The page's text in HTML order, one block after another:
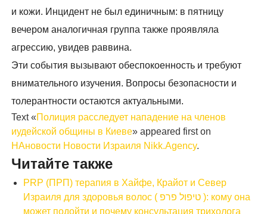
и кожи. Инцидент не был единичным: в пятницу
вечером аналогичная группа также проявляла
агрессию, увидев раввина.
Эти события вызывают обеспокоенность и требуют
внимательного изучения. Вопросы безопасности и
толерантности остаются актуальными.
Text «Полиция расследует нападение на членов
иудейской общины в Киеве» appeared first on
НАновости Новости Израиля Nikk.Agency.
Читайте также
PRP (ПРП) терапия в Хайфе, Крайот и Север
Израиля для здоровья волос ( טיפול פרפ ): кому она
может подойти и почему консультация трихолога